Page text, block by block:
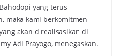
yang terus
maka kami berkomitmen
akan direalisasikan di
Adi Prayogo, menegaskan.